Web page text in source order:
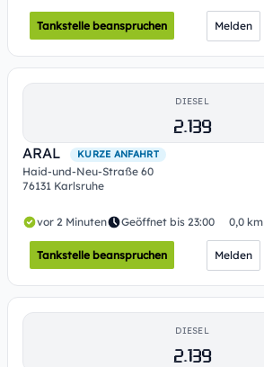
Tankstelle beanspruchen Melden
DIESEL
2.139
ARAL KURZE ANFAHRT
Haid-und-Neu-Straße 60
76131 Karlsruhe
vor 2 Minuten Geöffnet bis 23:00 0,0 km
Tankstelle beanspruchen Melden
DIESEL
2.139